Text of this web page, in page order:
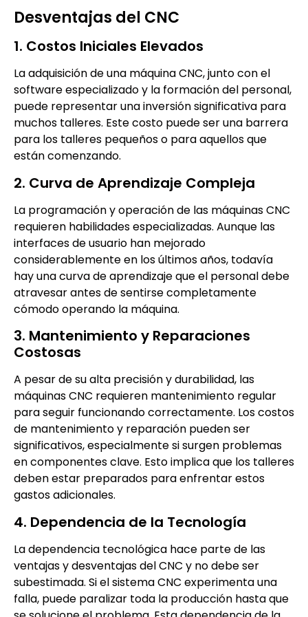
Desventajas del CNC
1. Costos Iniciales Elevados
La adquisición de una máquina CNC, junto con el
software especializado y la formación del personal,
puede representar una inversión significativa para
muchos talleres. Este costo puede ser una barrera
para los talleres pequeños o para aquellos que
están comenzando.
2. Curva de Aprendizaje Compleja
La programación y operación de las máquinas CNC
requieren habilidades especializadas. Aunque las
interfaces de usuario han mejorado
considerablemente en los últimos años, todavía
hay una curva de aprendizaje que el personal debe
atravesar antes de sentirse completamente
cómodo operando la máquina.
3. Mantenimiento y Reparaciones
Costosas
A pesar de su alta precisión y durabilidad, las
máquinas CNC requieren mantenimiento regular
para seguir funcionando correctamente. Los costos
de mantenimiento y reparación pueden ser
significativos, especialmente si surgen problemas
en componentes clave. Esto implica que los talleres
deben estar preparados para enfrentar estos
gastos adicionales.
4. Dependencia de la Tecnología
La dependencia tecnológica hace parte de las
ventajas y desventajas del CNC y no debe ser
subestimada. Si el sistema CNC experimenta una
falla, puede paralizar toda la producción hasta que